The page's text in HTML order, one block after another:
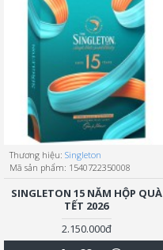
Thương hiệu: Singleton
Mã sản phẩm: 1540722350008
SINGLETON 15 NĂM HỘP QUÀ
TẾT 2026
2.150.000đ